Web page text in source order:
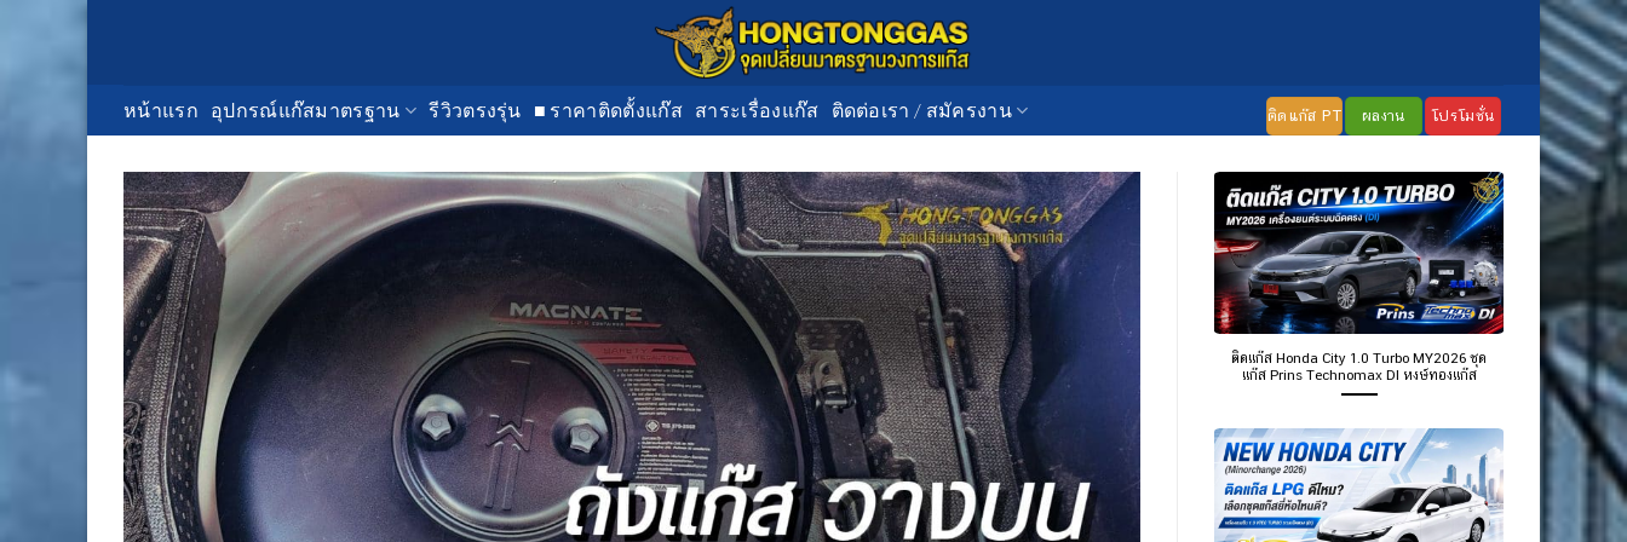
หน้าแรก
อุปกรณ์แก๊สมาตรฐาน รีวิวตรงรุ่น ■ ราคาติดตั้งแก๊ส สาระเรื่องแก๊ส ติดต่อเรา / สมัครงาน ติดแก๊ส PT ผลงาน โปรโมชั่น
ติดแก๊ส Honda City 1.0 Turbo MY2026 ชุด
แก๊ส Prins Technomax DI หงษ์ทองแก๊ส